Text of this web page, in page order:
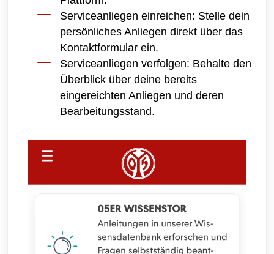
Serviceanliegen einreichen: Stelle dein
persönliches Anliegen direkt über das
Kontaktformular ein.
Serviceanliegen verfolgen: Behalte den
Überblick über deine bereits
eingereichten Anliegen und deren
Bearbeitungsstand.